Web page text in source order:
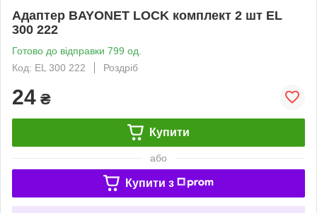
Адаптер BAYONET LOCK комплект 2 шт EL
300 222
Готово до відправки 799 од.
Код: EL 300 222
Роздріб
24 ₴
Купити
або
Купити з